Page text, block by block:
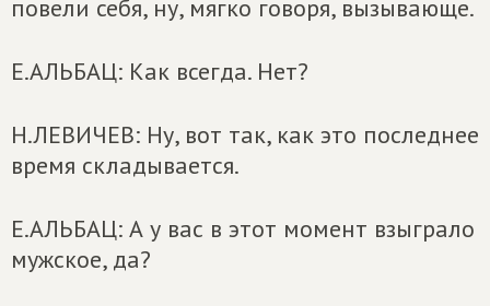
повели себя, ну, мягко говоря, вызывающе.
Е.АЛЬБАЦ: Как всегда. Нет?
Н.ЛЕВИЧЕВ: Ну, вот так, как это последнее
время складывается.
Е.АЛЬБАЦ: А у вас в этот момент взыграло
мужское, да?